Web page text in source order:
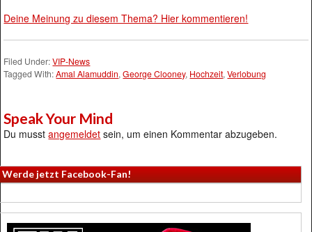
Deine Meinung zu diesem Thema? Hier kommentieren!
Filed Under:VIP-News
Tagged With:Amal Alamuddin,George Clooney, Hochzeit,Verlobung
Speak Your Mind
Du musstangemeldet sein, um einen Kommentar abzugeben.
Werde jetzt Facebook-Fan!